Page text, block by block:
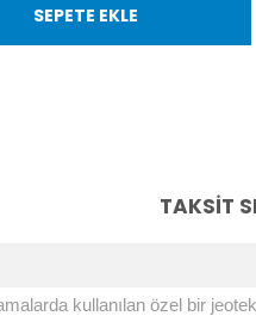
SEPETE EKLE
TAKSIT
kullanılan özel bir